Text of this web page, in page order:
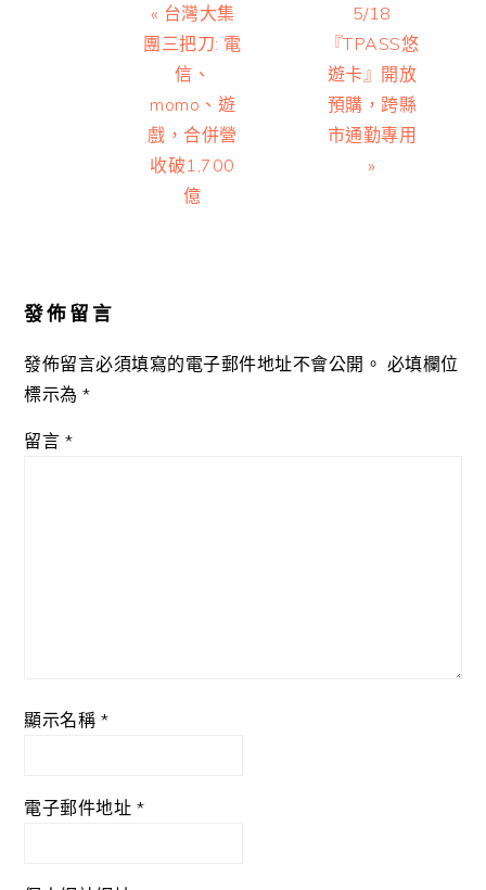
Previous
Post:
« 台灣大集
團三把刀: 電
信、
momo、遊
戲，合併營
收破1,700
億
Next
Post:
5/18
『TPASS悠
遊卡』開放
預購，跨縣
市通勤專用
»
發佈留言
發佈留言必須填寫的電子郵件地址不會公開。 必填欄位
標示為*
留言 *
顯示名稱 *
電子郵件地址 *